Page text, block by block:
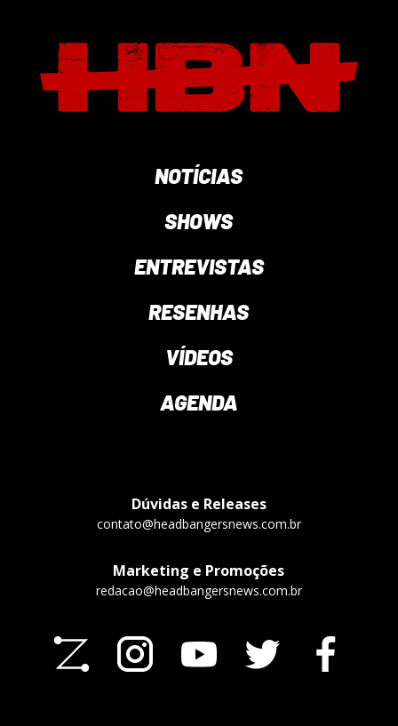
NOTÍCIAS
SHOWS
ENTREVISTAS
RESENHAS
VÍDEOS
AGENDA
Dúvidas e Releases
contato@headbangersnews.com.br
Marketing e Promoções
redacao@headbangersnews.com.br